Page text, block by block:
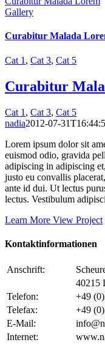
Gallery
Curabitur Malada
Cat 1 , Cat 3, Cat 5
Curabitur
Cat 1 , Cat 3, Cat 5
nadia2012-07-
Lorem ipsum dolor sit
euismod odio, gravida
adipiscing in adipiscing
justo eu convallis
ante id dui. Ut lectus
lectus. Vestibulum
Learn More View Project
Kontaktinformationen
Anschrift:
40215
Telefon:
+49
Telefax:
+49
E-Mail:
Internet: